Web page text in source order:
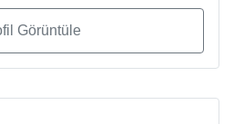
Görüntüle